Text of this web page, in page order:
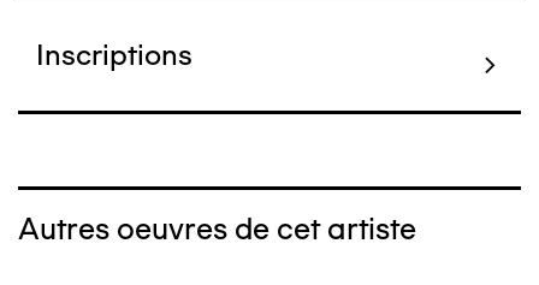
Inscriptions
Autres oeuvres de cet artiste